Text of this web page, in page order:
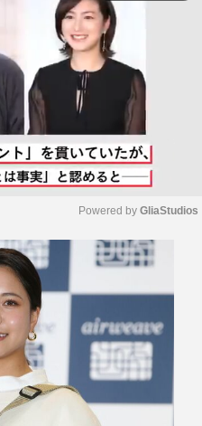
M
u
Powered by GliaStudios